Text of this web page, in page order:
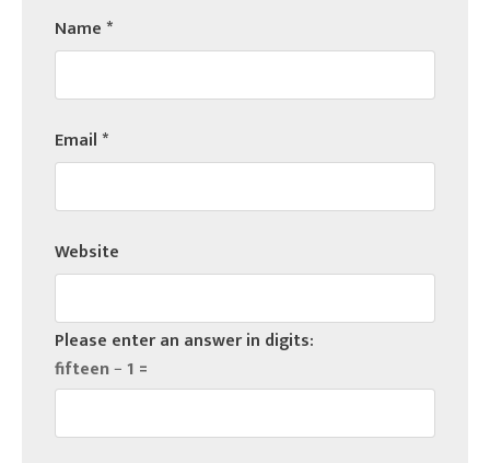
Name*
Email*
Website
Please enter an answer in digits:
fifteen − 1 =